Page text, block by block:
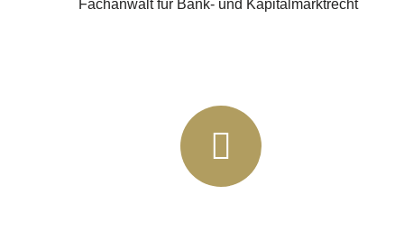
Fachanwalt für Bank- und Kapitalmarktrecht